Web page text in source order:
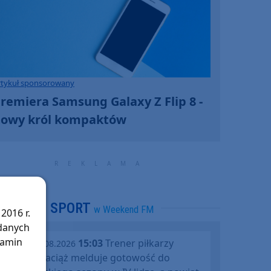
sponsorowany
Samsung Galaxy Z Flip 8 -
król kompaktów
SPORT w Weekend FM
piątek, 07.08.2026 15:03Trener piłkarzy
Rawysa Raciąż melduje gotowość do
r.